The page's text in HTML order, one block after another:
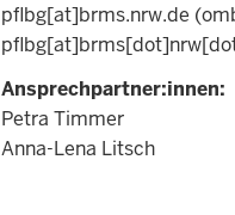
pflbg[at]brms.nrw.de
Ansprechpartner:innen:
Petra Timmer
Anna-Lena Litsch